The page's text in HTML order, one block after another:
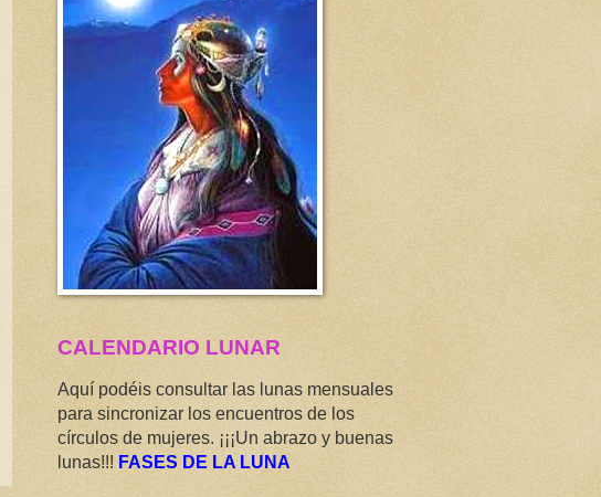
CALENDARIO LUNAR
Aquí podéis consultar las lunas mensuales
para sincronizar los encuentros de los
círculos de mujeres. ¡¡¡Un abrazo y buenas
lunas!!! FASES DE LA LUNA